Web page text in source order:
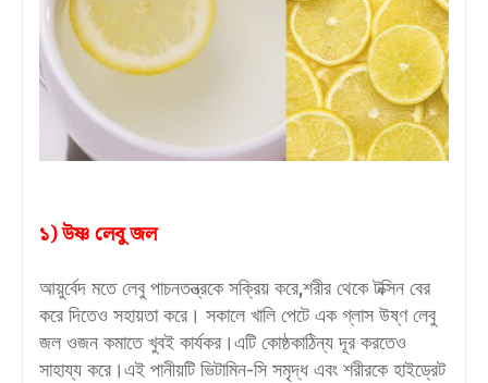
১) উষ্ণ লেবু জল
আয়ুর্বেদ মতে লেবু পাচনতন্ত্রকে সক্রিয় করে,শরীর থেকে টক্সিন বের
করে দিতেও সহায়তা করে। সকালে খালি পেটে এক গ্লাস উষ্ণ লেবু
জল ওজন কমাতে খুবই কার্যকর।এটি কোষ্ঠকাঠিন্য দূর করতেও
সাহায্য করে।এই পানীয়টি ভিটামিন-সি সমৃদ্ধ এবং শরীরকে হাইড্রেট